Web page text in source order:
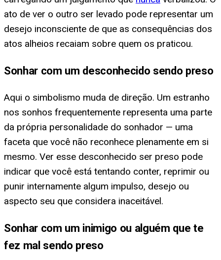
ato de ver o outro ser levado pode representar um
desejo inconsciente de que as consequências dos
atos alheios recaiam sobre quem os praticou.
Sonhar com um desconhecido sendo preso
Aqui o simbolismo muda de direção. Um estranho
nos sonhos frequentemente representa uma parte
da própria personalidade do sonhador — uma
faceta que você não reconhece plenamente em si
mesmo. Ver esse desconhecido ser preso pode
indicar que você está tentando conter, reprimir ou
punir internamente algum impulso, desejo ou
aspecto seu que considera inaceitável.
Sonhar com um inimigo ou alguém que te
fez mal sendo preso